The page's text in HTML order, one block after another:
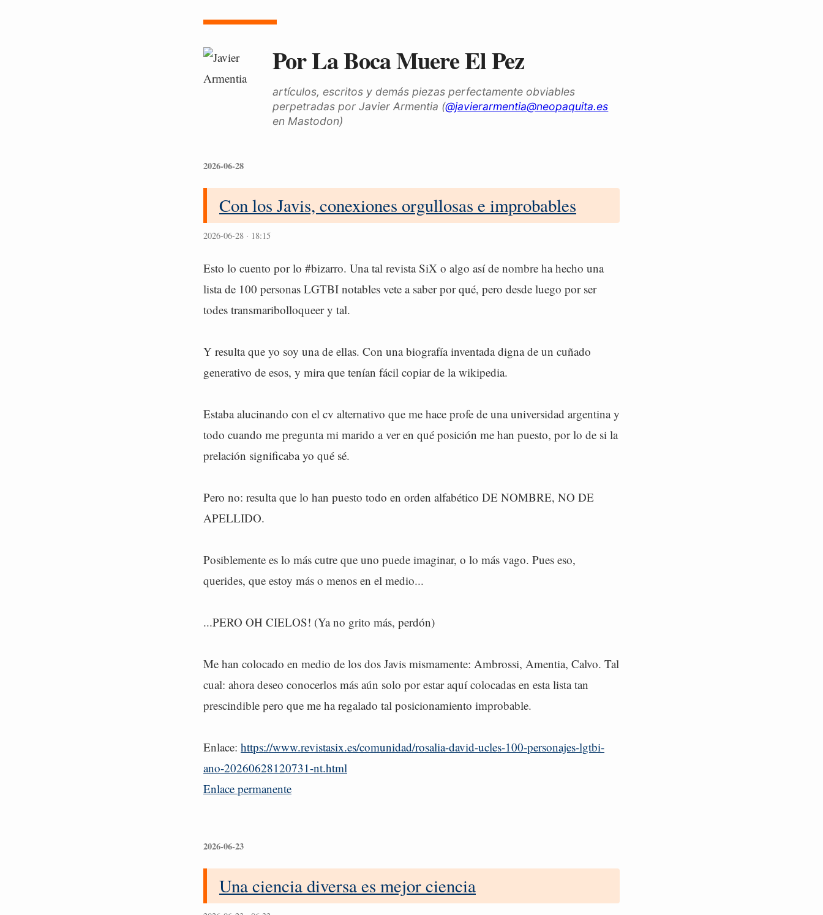
Por La Boca Muere El Pez
artículos, escritos y demás piezas perfectamente obviables
perpetradas por Javier Armentia (@javierarmentia@neopaquita.es
en Mastodon)
2026-06-28
Con los Javis, conexiones orgullosas e improbables
2026-06-28 · 18:15
Esto lo cuento por lo #bizarro. Una tal revista SiX o algo así de nombre ha hecho una
lista de 100 personas LGTBI notables vete a saber por qué, pero desde luego por ser
todes transmaribolloqueer y tal.
Y resulta que yo soy una de ellas. Con una biografía inventada digna de un cuñado
generativo de esos, y mira que tenían fácil copiar de la wikipedia.
Estaba alucinando con el cv alternativo que me hace profe de una universidad argentina y
todo cuando me pregunta mi marido a ver en qué posición me han puesto, por lo de si la
prelación significaba yo qué sé.
Pero no: resulta que lo han puesto todo en orden alfabético DE NOMBRE, NO DE
APELLIDO.
Posiblemente es lo más cutre que uno puede imaginar, o lo más vago. Pues eso,
querides, que estoy más o menos en el medio...
...PERO OH CIELOS! (Ya no grito más, perdón)
Me han colocado en medio de los dos Javis mismamente: Ambrossi, Amentia, Calvo. Tal
cual: ahora deseo conocerlos más aún solo por estar aquí colocadas en esta lista tan
prescindible pero que me ha regalado tal posicionamiento improbable.
Enlace: https://www.revistasix.es/comunidad/rosalia-david-ucles-100-personajes-lgtbi-
ano-20260628120731-nt.html
Enlace permanente
2026-06-23
Una ciencia diversa es mejor ciencia